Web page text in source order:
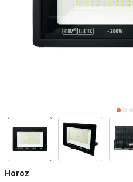
Horoz